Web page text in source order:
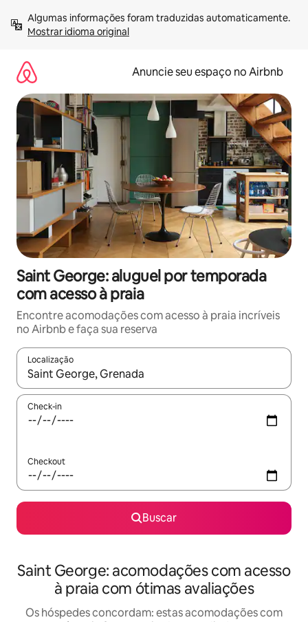
para
Mostrar idioma original
Anuncie seu espaço no Airbnb
Saint George: aluguel por temporada
com acesso à praia
Encontre acomodações com acesso à praia incríveis
no Airbnb e faça sua reserva
Localização
Quando os resultados estiverem disponíveis, explore-os
Check-in
Checkout
Buscar
Saint George: acomodações com acesso
à praia com ótimas avaliações
Os hóspedes concordam: estas acomodações com